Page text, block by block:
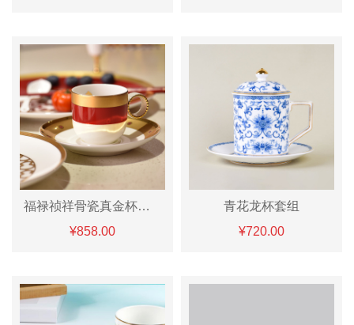
福禄祯祥骨瓷真金杯碟套组
¥858.00
青花龙杯套组
¥720.00